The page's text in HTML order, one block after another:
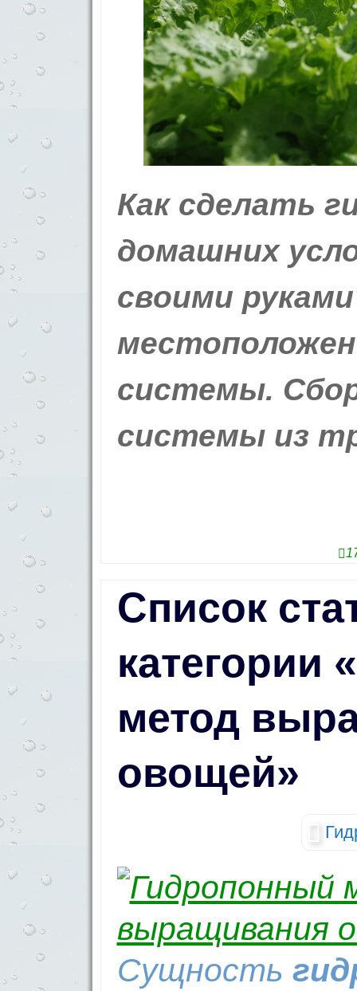
Как сделать
домашних
своими
системы.
системы из
Список
категории
метод
овощей»
Сущность